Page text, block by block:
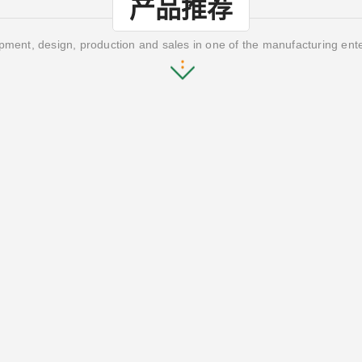
产品推荐
design, production and sales in one of the manufacturing